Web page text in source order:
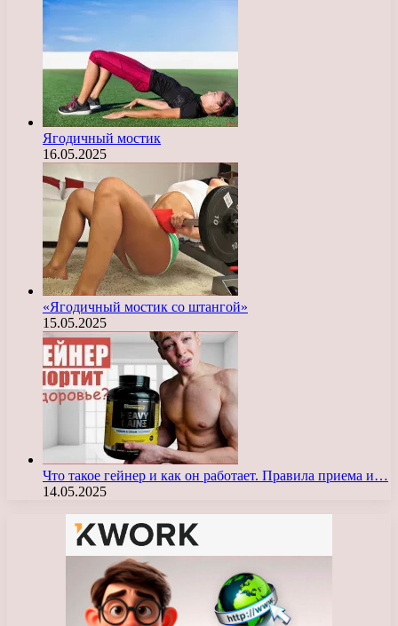
Ягодичный мостик
16.05.2025
«Ягодичный мостик со штангой»
15.05.2025
Что такое гейнер и как он работает. Правила приема и…
14.05.2025